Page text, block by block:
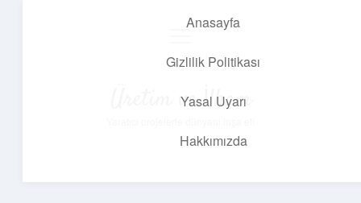
Anasayfa
Gizlilik Politikası
Yasal Uyarı
Hakkımızda
Üretim ve İlham